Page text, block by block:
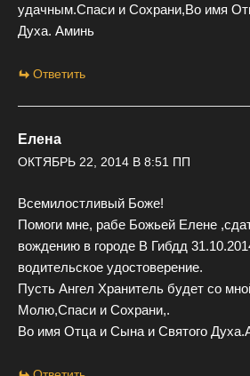
удачным.Спаси и Сохрани,Во имя
Духа. Аминь
Ответить
Елена
ОКТЯБРЬ 22, 2014 В 8:51 ПП
Всемилостливый Боже!
Помоги мне, рабе Божьей Елене
вождению в городе В Гибдд
водительское удостоверение.
Пусть Ангел Хранитель будет со
Молю,Спаси и Сохрани,.
Во имя Отца и Сына и Святого